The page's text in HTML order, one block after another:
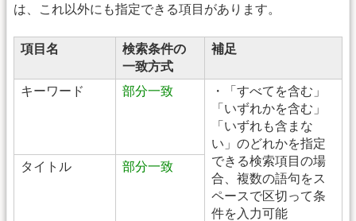
は、これ以外にも指定できる項目があります。
項目名
検索条件の
一致方式
補足
キーワード 部分一致
・「すべてを含む」
「いずれかを含む」
「いずれも含まな
い」のどれかを指定
できる検索項目の場
合、複数の語句をス
ペースで区切って条
件を入力可能
タイトル 部分一致